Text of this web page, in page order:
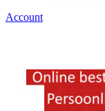
Account